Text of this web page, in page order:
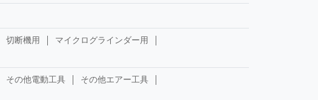
切断機用
マイクログラインダー用
その他電動工具
その他エアー工具